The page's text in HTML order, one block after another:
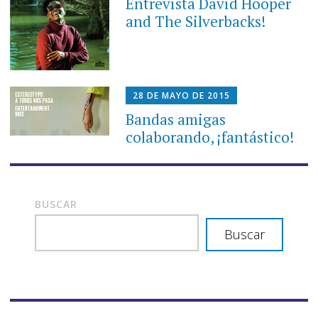
and The Silverbacks!
28 DE MAYO DE 2015
Bandas amigas
colaborando, ¡fantástico!
BUSCAR
Buscar